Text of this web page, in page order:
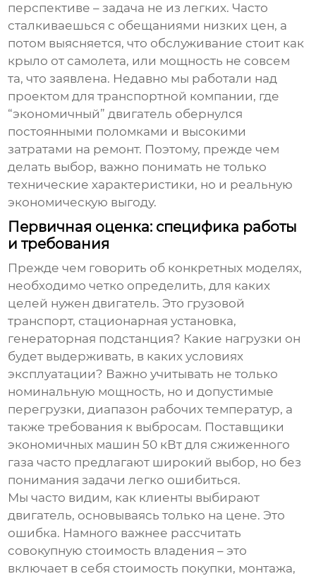
перспективе – задача не из легких. Часто
сталкиваешься с обещаниями низких цен, а
потом выясняется, что обслуживание стоит как
крыло от самолета, или мощность не совсем
та, что заявлена. Недавно мы работали над
проектом для транспортной компании, где
“экономичный” двигатель обернулся
постоянными поломками и высокими
затратами на ремонт. Поэтому, прежде чем
делать выбор, важно понимать не только
технические характеристики, но и реальную
экономическую выгоду.
Первичная оценка: специфика работы
и требования
Прежде чем говорить об конкретных моделях,
необходимо четко определить, для каких
целей нужен двигатель. Это грузовой
транспорт, стационарная установка,
генераторная подстанция? Какие нагрузки он
будет выдерживать, в каких условиях
эксплуатации? Важно учитывать не только
номинальную мощность, но и допустимые
перегрузки, диапазон рабочих температур, а
также требования к выбросам. Поставщики
экономичных машин 50 кВт для сжиженного
газа часто предлагают широкий выбор, но без
понимания задачи легко ошибиться.
Мы часто видим, как клиенты выбирают
двигатель, основываясь только на цене. Это
ошибка. Намного важнее рассчитать
совокупную стоимость владения – это
включает в себя стоимость покупки, монтажа,